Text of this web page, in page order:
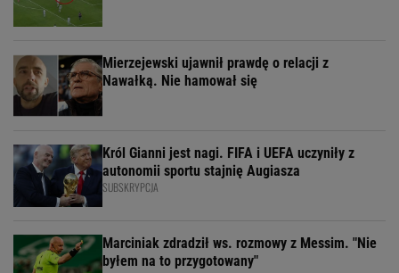
Mierzejewski ujawnił prawdę o relacji z
Nawałką. Nie hamował się
Król Gianni jest nagi. FIFA i UEFA uczyniły z
autonomii sportu stajnię Augiasza
SUBSKRYPCJA
Marciniak zdradził ws. rozmowy z Messim. "Nie
byłem na to przygotowany"